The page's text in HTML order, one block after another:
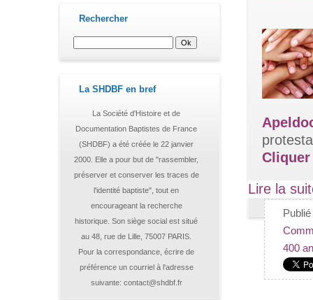
Rechercher
La SHDBF en bref
La Société d'Histoire et de
Documentation Baptistes de France
(SHDBF) a été créée le 22 janvier
2000. Elle a pour but de "rassembler,
préserver et conserver les traces de
l'identité baptiste", tout en
encourageant la recherche
historique. Son siège social est situé
au 48, rue de Lille, 75007 PARIS.
Pour la correspondance, écrire de
préférence un courriel à l'adresse
suivante: contact@shdbf.fr
Lire la
400